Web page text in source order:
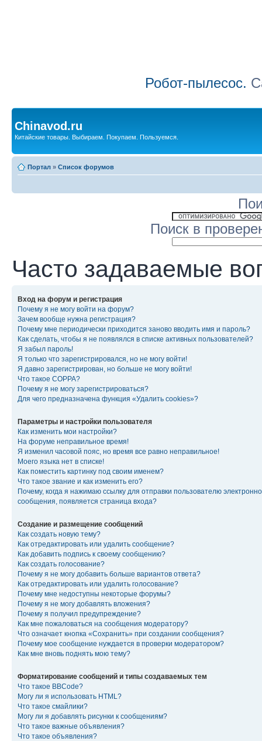
Робот-пылесос.
Chinavod.ru
Китайские товары. Выбираем. Покупаем. Пользуемся.
Портал » Список форумов
Поиск в
Часто задаваемые
Вход на форум и регистрация
Почему я не могу войти на форум?
Зачем вообще нужна регистрация?
Почему мне периодически приходится заново вводить имя и пароль?
Как сделать, чтобы я не появлялся в списке активных пользователей?
Я забыл пароль!
Я только что зарегистрировался, но не могу войти!
Я давно зарегистрирован, но больше не могу войти!
Что такое COPPA?
Почему я не могу зарегистрироваться?
Для чего предназначена функция «Удалить cookies»?
Параметры и настройки пользователя
Как изменить мои настройки?
На форуме неправильное время!
Я изменил часовой пояс, но время все равно неправильное!
Моего языка нет в списке!
Как поместить картинку под своим именем?
Что такое звание и как изменить его?
Почему, когда я нажимаю ссылку для отправки пользователю
сообщения, появляется страница входа?
Создание и размещение сообщений
Как создать новую тему?
Как отредактировать или удалить сообщение?
Как добавить подпись к своему сообщению?
Как создать голосование?
Почему я не могу добавить больше вариантов ответа?
Как отредактировать или удалить голосование?
Почему мне недоступны некоторые форумы?
Почему я не могу добавлять вложения?
Почему я получил предупреждение?
Как мне пожаловаться на сообщения модератору?
Что означает кнопка «Сохранить» при создании сообщения?
Почему мое сообщение нуждается в проверки модератором?
Как мне вновь поднять мою тему?
Форматирование сообщений и типы создаваемых тем
Что такое BBCode?
Могу ли я использовать HTML?
Что такое смайлики?
Могу ли я добавлять рисунки к сообщениям?
Что такое важные объявления?
Что такое объявления?